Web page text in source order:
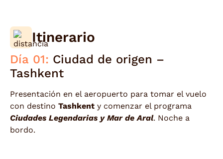
Itinerario
Día 01: Ciudad de origen –
Tashkent
Presentación en el aeropuerto para tomar el vuelo
con destino Tashkent y comenzar el programa
Ciudades Legendarias y Mar de Aral. Noche a
bordo.